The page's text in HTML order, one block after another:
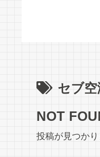
セブ
NOT
投稿が見つかり